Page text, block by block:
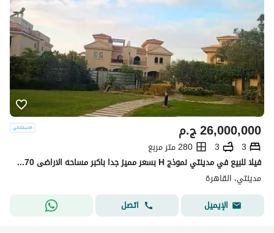
ج.م26,000,000
3
3
280 متر مربع
فيلا للبيع في مدينتي نموذج H بسعر مميز جدا باكبر مساحه الاراضى 570م واميز لوكيشن بالقرب من الفور سيزون (توين هاوس ) استلام فوري موقع مميز
مدينتي، القاهرة
الإيميل
اتصل